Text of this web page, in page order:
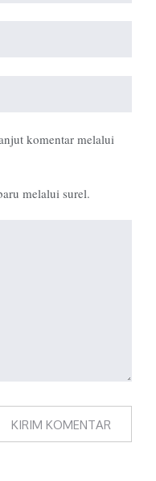
komentar melalui
melalui surel.